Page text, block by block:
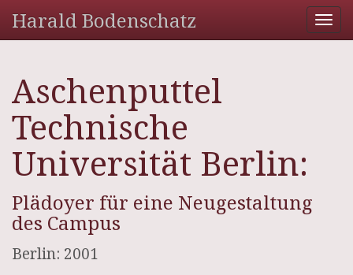
Harald Bodenschatz
Aschenputtel
Technische
Universität Berlin:
Plädoyer für eine Neugestaltung
des Campus
Berlin: 2001